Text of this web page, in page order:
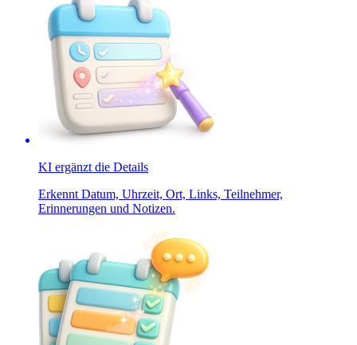
KI ergänzt die Details
Erkennt Datum, Uhrzeit, Ort, Links, Teilnehmer,
Erinnerungen und Notizen.